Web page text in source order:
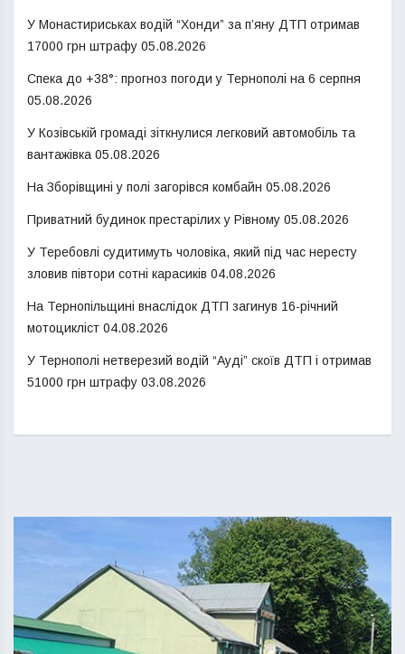
У Монастириськах водій “Хонди” за п’яну ДТП отримав
17000 грн штрафу 05.08.2026
Спека до +38°: прогноз погоди у Тернополі на 6 серпня
05.08.2026
У Козівській громаді зіткнулися легковий автомобіль та
вантажівка 05.08.2026
На Зборівщині у полі загорівся комбайн 05.08.2026
Приватний будинок престарілих у Рівному 05.08.2026
У Теребовлі судитимуть чоловіка, який під час нересту
зловив півтори сотні карасиків 04.08.2026
На Тернопільщині внаслідок ДТП загинув 16-річний
мотоцикліст 04.08.2026
У Тернополі нетверезий водій “Ауді” скоїв ДТП і отримав
51000 грн штрафу 03.08.2026